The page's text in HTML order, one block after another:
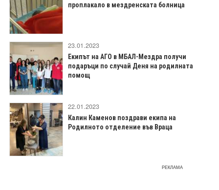
проплакало в мездренската болница
23.01.2023
Екипът на АГО в МБАЛ-Мездра получи
подаръци по случай Деня на родилната
помощ
22.01.2023
Калин Каменов поздрави екипа на
Родилното отделение във Враца
РЕКЛАМА